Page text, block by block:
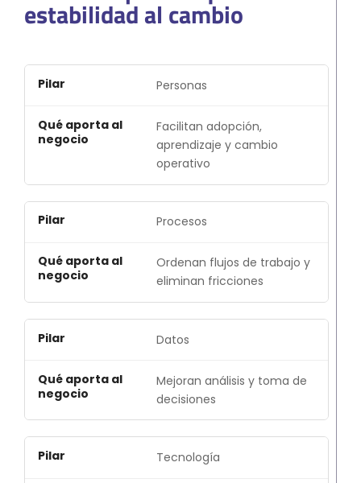
estabilidad al cambio
Personas
Facilitan adopción,
aprendizaje y cambio
operativo
Procesos
Ordenan flujos de trabajo y
eliminan fricciones
Datos
Mejoran análisis y toma de
decisiones
Tecnología